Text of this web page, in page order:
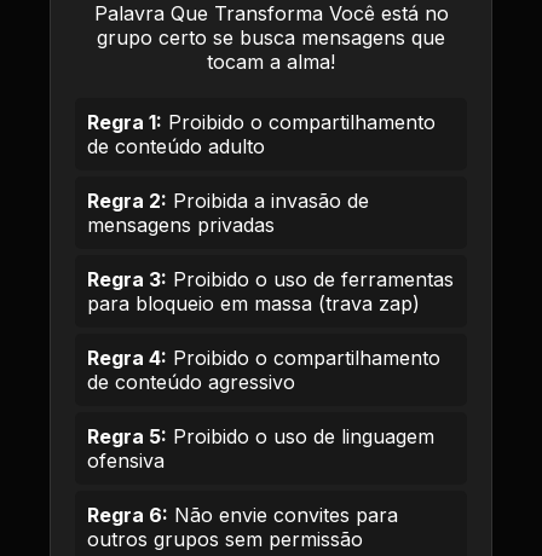
Palavra Que Transforma Você está no
grupo certo se busca mensagens que
tocam a alma!
Regra 1: Proibido o compartilhamento
de conteúdo adulto
Regra 2: Proibida a invasão de
mensagens privadas
Regra 3: Proibido o uso de ferramentas
para bloqueio em massa (trava zap)
Regra 4: Proibido o compartilhamento
de conteúdo agressivo
Regra 5: Proibido o uso de linguagem
ofensiva
Regra 6: Não envie convites para
outros grupos sem permissão